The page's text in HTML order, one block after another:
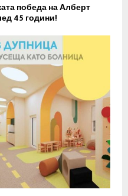
победа на Алберт
45 години!